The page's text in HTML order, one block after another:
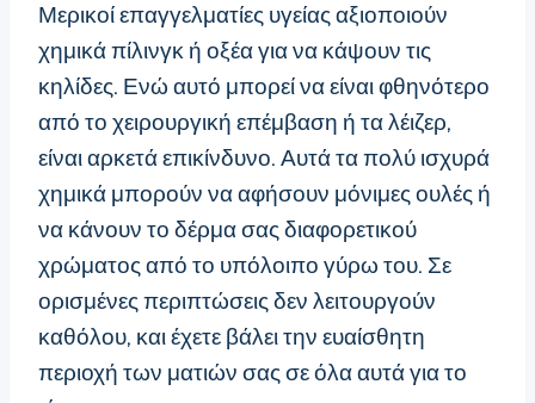
Μερικοί επαγγελματίες υγείας αξιοποιούν
χημικά πίλινγκ ή οξέα για να κάψουν τις
κηλίδες. Ενώ αυτό μπορεί να είναι φθηνότερο
από το χειρουργική επέμβαση ή τα λέιζερ,
είναι αρκετά επικίνδυνο. Αυτά τα πολύ ισχυρά
χημικά μπορούν να αφήσουν μόνιμες ουλές ή
να κάνουν το δέρμα σας διαφορετικού
χρώματος από το υπόλοιπο γύρω του. Σε
ορισμένες περιπτώσεις δεν λειτουργούν
καθόλου, και έχετε βάλει την ευαίσθητη
περιοχή των ματιών σας σε όλα αυτά για το